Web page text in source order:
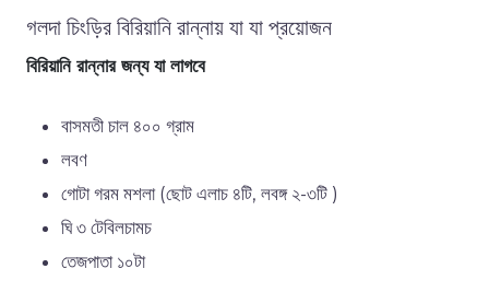
গলদা চিংড়ির বিরিয়ানি রান্নায় যা যা প্রয়োজন
বিরিয়ানি রান্নার জন্য যা লাগবে
বাসমতী চাল ৪০০ গ্রাম
লবণ
গোটা গরম মশলা (ছোট এলাচ ৪টি, লবঙ্গ ২-৩টি )
ঘি ৩ টেবিলচামচ
তেজপাতা ১০টা